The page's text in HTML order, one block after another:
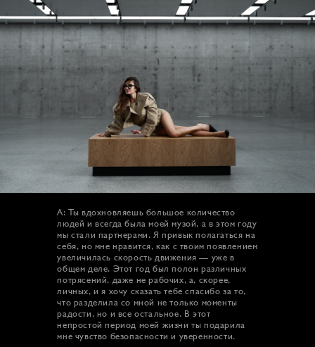
А: Ты вдохновляешь большое количество
людей и всегда была моей музой, а в этом году
мы стали партнерами. Я привык полагаться на
себя, но мне нравится, как с твоим появлением
увеличилась скорость движения — уже в
общем деле. Этот год был полон различных
потрясений, даже не рабочих, а, скорее,
личных, и я хочу сказать тебе спасибо за то,
что разделила со мной не только моменты
радости, но и все остальное. В этот
непростой период моей жизни ты подарила
мне чувство безопасности и уверенности.